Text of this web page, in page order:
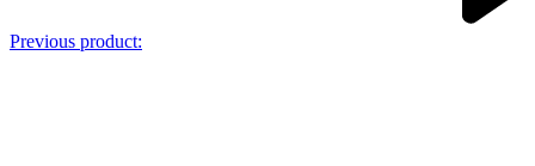
Previous product: